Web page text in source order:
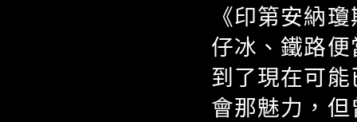
《印第安納
仔冰、鐵路
到了現在可
會那魅力，